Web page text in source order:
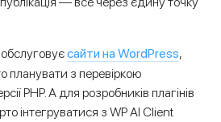
сайти на WordPress,
планувати з перевіркою
PHP. А для розробників плагінів
інтегруватися з WP AI Client